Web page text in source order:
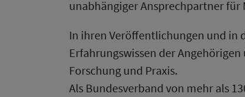
unabhängiger Ansprechpartner für
In ihren Veröffentlichungen und in
Erfahrungswissen der
Forschung und Praxis.
Als Bundesverband von mehr als